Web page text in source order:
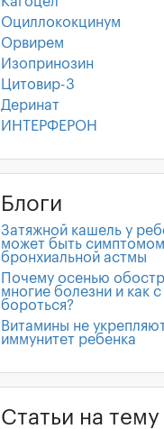
Оциллококцинум
Орвирем
Изопринозин
Цитовир-3
Деринат
ИНТЕРФЕРОН
Блоги
Затяжной кашель у
может быть симптомом
бронхиальной астмы
Почему осенью
многие болезни и как
бороться?
Витамины не
иммунитет ребенка
Статьи на тему